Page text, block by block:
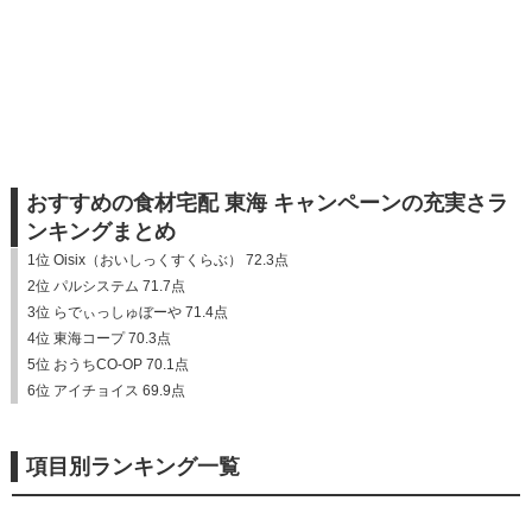
おすすめの食材宅配 東海 キャンペーンの充実さラ
ンキングまとめ
1位 Oisix（おいしっくすくらぶ） 72.3点
2位 パルシステム 71.7点
3位 らでぃっしゅぼーや 71.4点
4位 東海コープ 70.3点
5位 おうちCO-OP 70.1点
6位 アイチョイス 69.9点
項目別ランキング一覧